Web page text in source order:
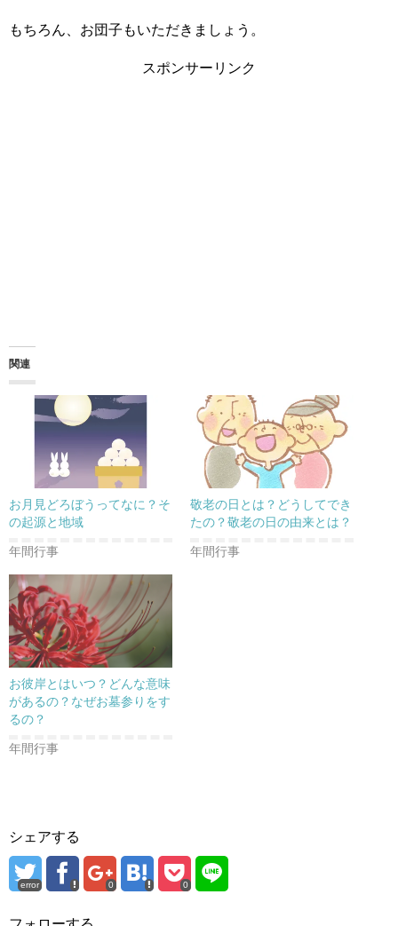
もちろん、お団子もいただきましょう。
スポンサーリンク
関連
お月見どろぼうってなに？そ
の起源と地域
年間行事
敬老の日とは？どうしてでき
たの？敬老の日の由来とは？
年間行事
お彼岸とはいつ？どんな意味
があるの？なぜお墓参りをす
るの？
年間行事
シェアする
error 0 0